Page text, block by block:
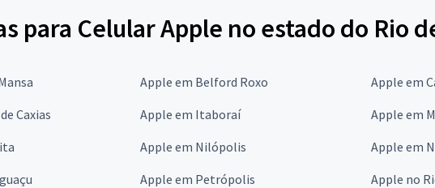
para Celular Apple no estado do Rio
Apple em Belford Roxo
Apple em
Caxias Apple em Itaboraí
Apple em
Apple em Nilópolis
Apple em
Apple em Petrópolis
Apple no